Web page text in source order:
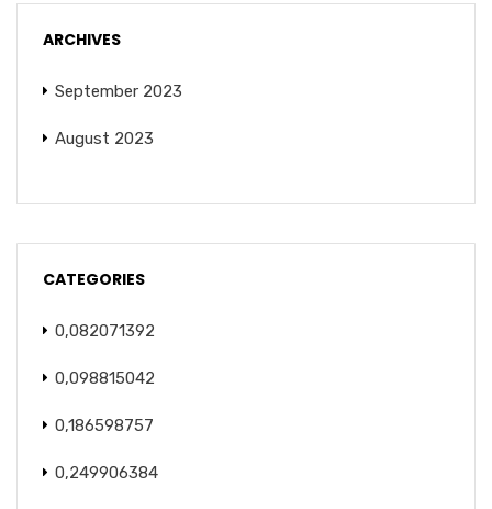
ARCHIVES
September 2023
August 2023
CATEGORIES
0,082071392
0,098815042
0,186598757
0,249906384